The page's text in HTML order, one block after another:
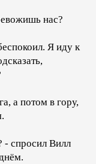
нас?
Я иду к
а потом в гору,
- спросил Вилл